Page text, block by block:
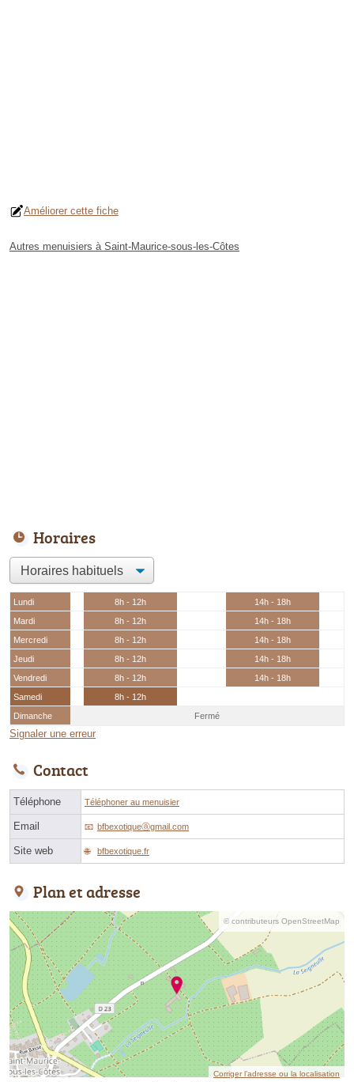
Améliorer cette fiche
Autres menuisiers à Saint-Maurice-sous-les-Côtes
Horaires
Lundi 8h - 12h
14h - 18h
Mardi
8h - 12h
14h - 18h
Mercredi
8h - 12h
14h - 18h
Jeudi
8h - 12h
14h - 18h
Vendredi
8h - 12h
14h - 18h
Samedi
8h - 12h
Dimanche
Fermé
Signaler une erreur
Contact
Téléphone Téléphoner au menuisier
Email bfbexotiqueⓐgmail.com
Site web bfbexotique.fr
Plan et adresse
© contributeurs OpenStreetMap
Corriger l’adresse ou la localisation